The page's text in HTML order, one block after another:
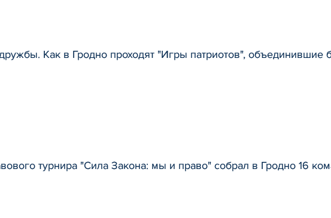
Как в Гродно проходят "Игры патриотов", объединившие
турнира "Сила Закона: мы и право" собрал в Гродно 16